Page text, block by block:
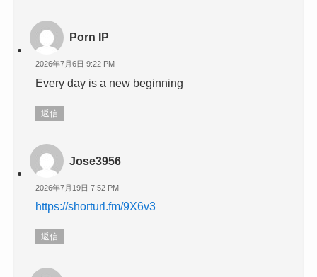
Porn IP
2026年7月6日 9:22 PM
Every day is a new beginning
返信
Jose3956
2026年7月19日 7:52 PM
https://shorturl.fm/9X6v3
返信